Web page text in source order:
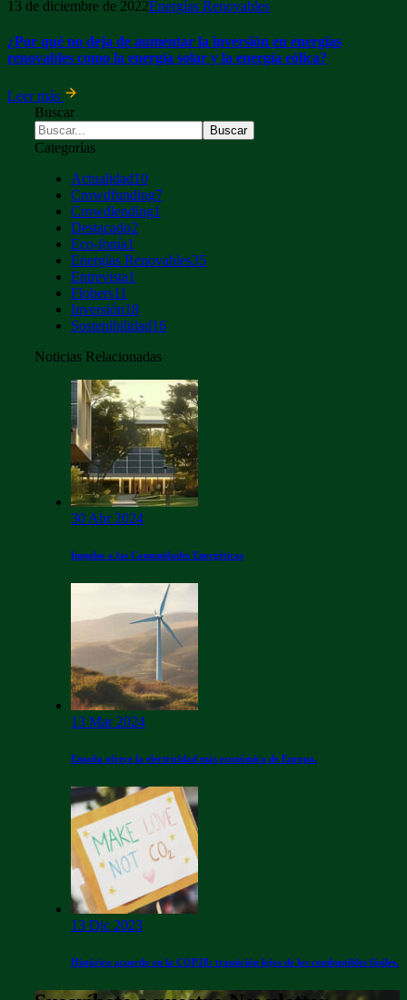
13 de diciembre de 2022Energías Renovables
¿Por qué no deja de aumentar la inversión en energías
renovables como la energía solar y la energía eólica?
Leer más
Buscar
Categorías
Actualidad10
Crowdfunding7
Crowdlending1
Destacado2
Eco-fonía1
Energías Renovables35
Entrevista1
Flobers11
Inversión18
Sostenibilidad16
Noticias Relacionadas
30 Abr 2024
Impulso a las Comunidades Energéticas
13 Mar 2024
España ofrece la electricidad más económica de Europa.
13 Dic 2023
Histórico acuerdo en la COP28: transición lejos de los combustibles fósiles.